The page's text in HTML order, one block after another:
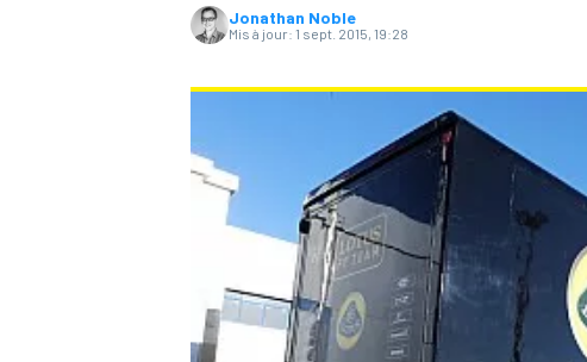
MOTOGPJonathan Noble
Mis à jour: 1 sept. 2015, 19:28